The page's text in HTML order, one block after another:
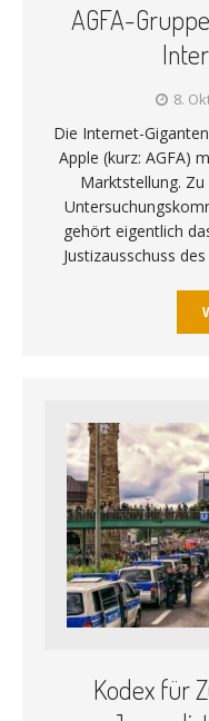
AGFA-
8.
Die Internet-
Apple (kurz: AGFA)
Marktstellung.
gehört eigentlich
Justizausschuss
Kodex für